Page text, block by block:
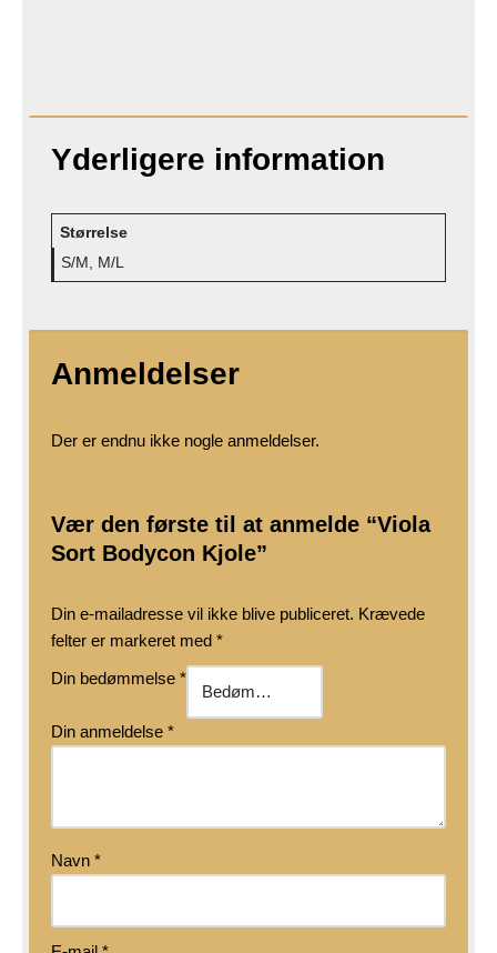
Yderligere information
Størrelse
S/M, M/L
Anmeldelser
Der er endnu ikke nogle anmeldelser.
Vær den første til at anmelde “Viola
Sort Bodycon Kjole”
Din e-mailadresse vil ikke blive publiceret. Krævede
felter er markeret med *
Din bedømmelse *
Din anmeldelse *
Navn *